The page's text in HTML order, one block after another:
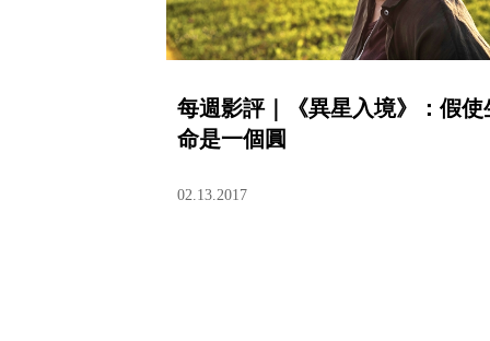
每週影評｜《異星入境》：假使
命是一個圓
02.13.2017